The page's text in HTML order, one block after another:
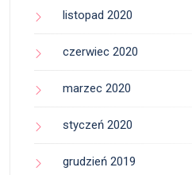
listopad 2020
czerwiec 2020
marzec 2020
styczeń 2020
grudzień 2019